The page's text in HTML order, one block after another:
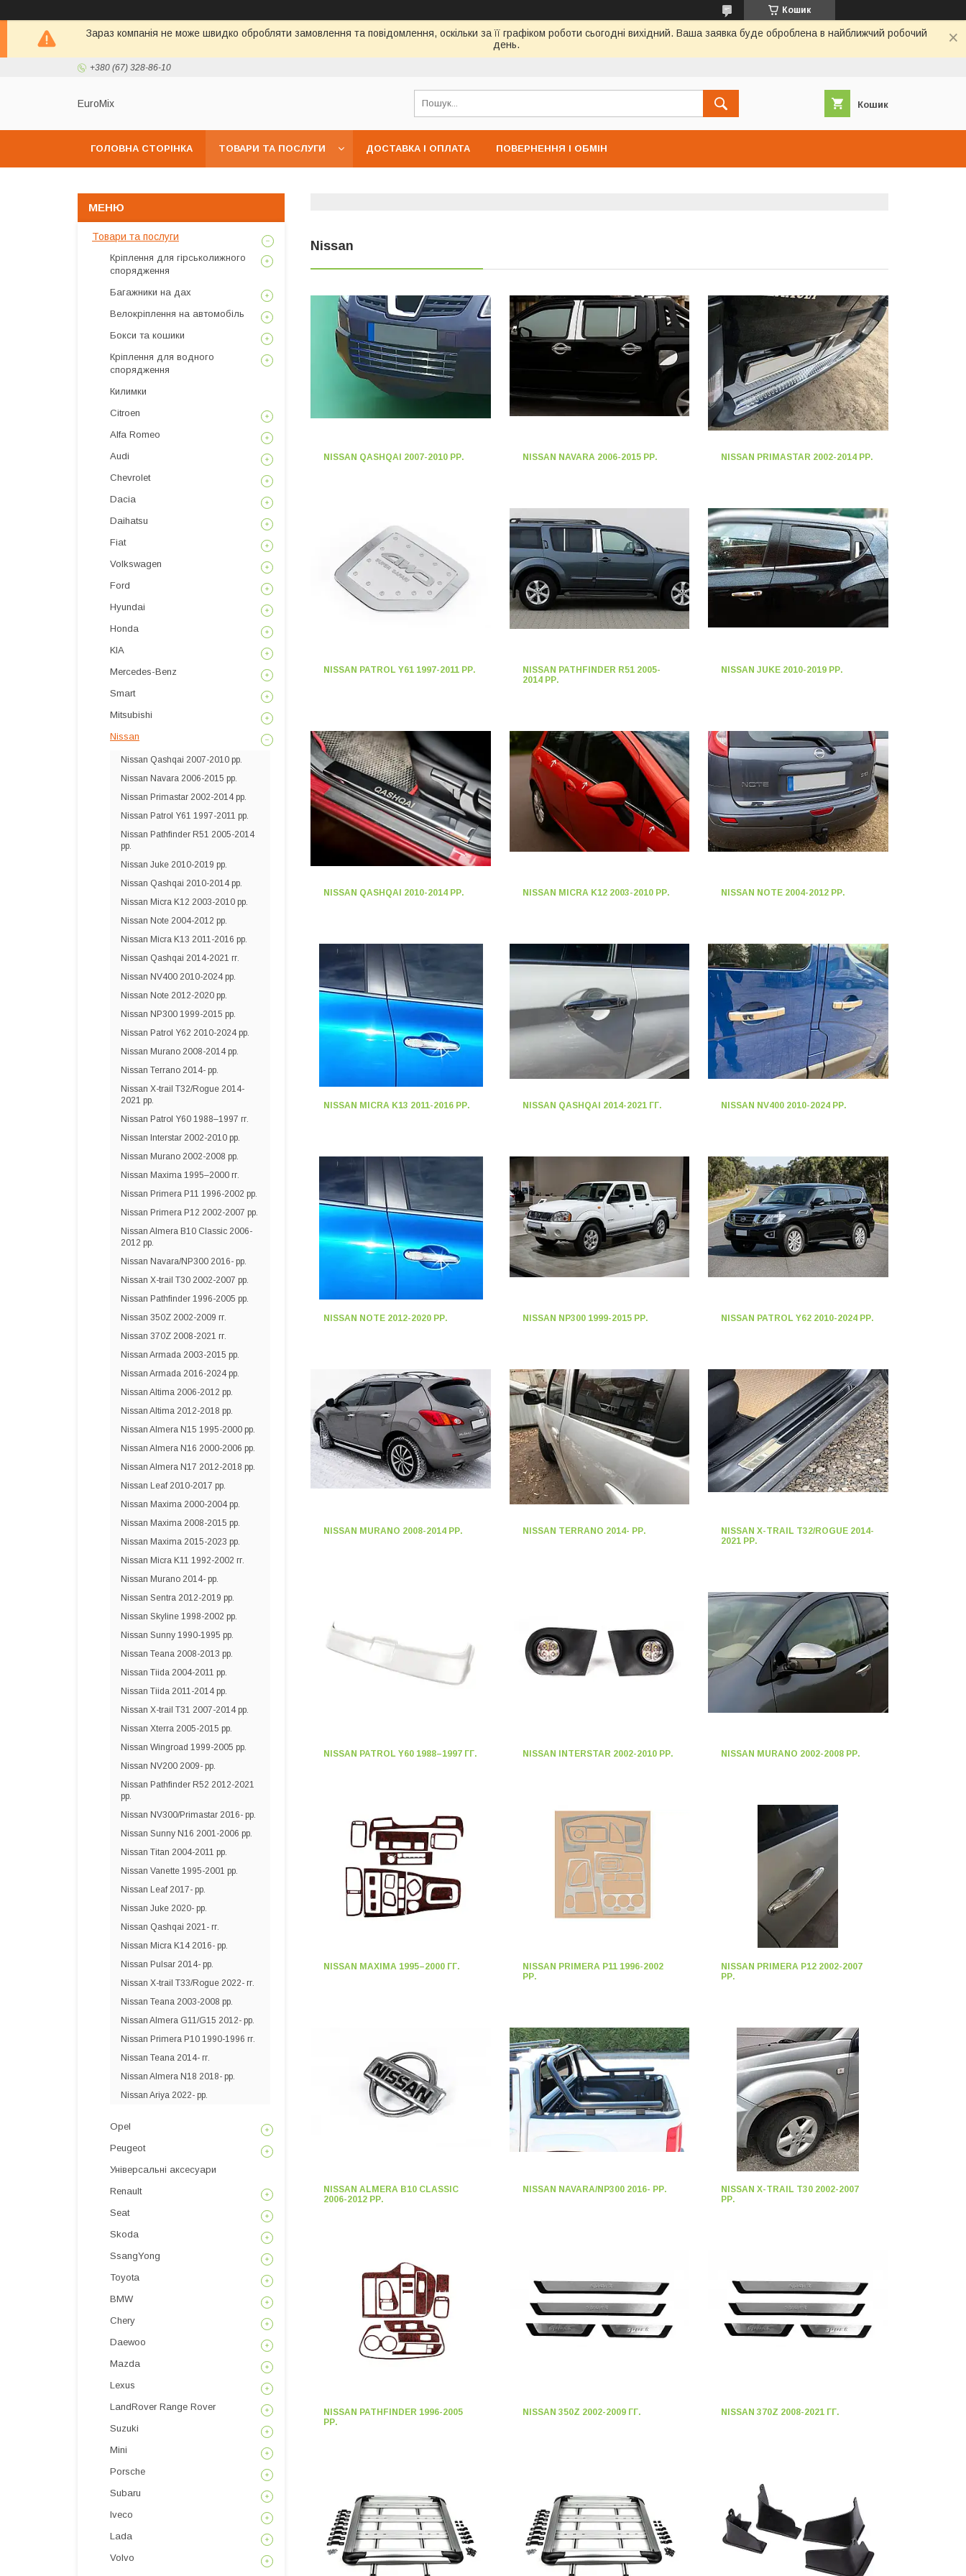
Кошик
Зараз компанія не може швидко обробляти замовлення та повідомлення, оскільки за її графіком роботи сьогодні вихідний. Ваша заявка буде оброблена в найближчий робочий
день.
+380 (67) 328-86-10
EuroMix Кошик
ГОЛОВНА СТОРІНКА ТОВАРИ ТА ПОСЛУГИ ДОСТАВКА І ОПЛАТА ПОВЕРНЕННЯ І ОБМІН
Nissan
NISSAN QASHQAI 2007-2010 РР. NISSAN NAVARA 2006-2015 РР. NISSAN PRIMASTAR 2002-2014 РР.
NISSAN PATROL Y61 1997-2011 РР.
NISSAN PATHFINDER R51 2005-
2014 РР.
NISSAN JUKE 2010-2019 РР.
NISSAN QASHQAI 2010-2014 РР. NISSAN MICRA K12 2003-2010 РР. NISSAN NOTE 2004-2012 РР.
NISSAN MICRA K13 2011-2016 РР. NISSAN QASHQAI 2014-2021 ГГ. NISSAN NV400 2010-2024 РР.
NISSAN NOTE 2012-2020 РР. NISSAN NP300 1999-2015 РР. NISSAN PATROL Y62 2010-2024 РР.
NISSAN MURANO 2008-2014 РР. NISSAN TERRANO 2014- РР.
NISSAN X-TRAIL T32/ROGUE 2014-
2021 РР.
NISSAN PATROL Y60 1988–1997 ГГ. NISSAN INTERSTAR 2002-2010 РР. NISSAN MURANO 2002-2008 РР.
NISSAN MAXIMA 1995–2000 ГГ.
NISSAN PRIMERA P11 1996-2002
РР.
NISSAN PRIMERA P12 2002-2007
РР.
NISSAN ALMERA B10 CLASSIC
2006-2012 РР.
NISSAN NAVARA/NP300 2016- РР.
NISSAN X-TRAIL T30 2002-2007
РР.
NISSAN PATHFINDER 1996-2005
РР.
NISSAN 350Z 2002-2009 ГГ. NISSAN 370Z 2008-2021 ГГ.
Товари та послуги
Кріплення для гірськолижного
спорядження
Багажники на дах
Велокріплення на автомобіль
Бокси та кошики
Кріплення для водного
спорядження
Килимки
Citroen
Alfa Romeo
Audi
Chevrolet
Dacia
Daihatsu
Fiat
Volkswagen
Ford
Hyundai
Honda
KIA
Mercedes-Benz
Smart
Mitsubishi
Nissan
Nissan Qashqai 2007-2010 рр.
Nissan Navara 2006-2015 рр.
Nissan Primastar 2002-2014 рр.
Nissan Patrol Y61 1997-2011 рр.
Nissan Pathfinder R51 2005-2014
рр.
Nissan Juke 2010-2019 рр.
Nissan Qashqai 2010-2014 рр.
Nissan Micra K12 2003-2010 рр.
Nissan Note 2004-2012 рр.
Nissan Micra K13 2011-2016 рр.
Nissan Qashqai 2014-2021 гг.
Nissan NV400 2010-2024 рр.
Nissan Note 2012-2020 рр.
Nissan NP300 1999-2015 рр.
Nissan Patrol Y62 2010-2024 рр.
Nissan Murano 2008-2014 рр.
Nissan Terrano 2014- рр.
Nissan X-trail T32/Rogue 2014-
2021 рр.
Nissan Patrol Y60 1988–1997 гг.
Nissan Interstar 2002-2010 рр.
Nissan Murano 2002-2008 рр.
Nissan Maxima 1995–2000 гг.
Nissan Primera P11 1996-2002 рр.
Nissan Primera P12 2002-2007 рр.
Nissan Almera B10 Classic 2006-
2012 рр.
Nissan Navara/NP300 2016- рр.
Nissan X-trail T30 2002-2007 рр.
Nissan Pathfinder 1996-2005 рр.
Nissan 350Z 2002-2009 гг.
Nissan 370Z 2008-2021 гг.
Nissan Armada 2003-2015 рр.
Nissan Armada 2016-2024 рр.
Nissan Altima 2006-2012 рр.
Nissan Altima 2012-2018 рр.
Nissan Almera N15 1995-2000 рр.
Nissan Almera N16 2000-2006 рр.
Nissan Almera N17 2012-2018 рр.
Nissan Leaf 2010-2017 рр.
Nissan Maxima 2000-2004 рр.
Nissan Maxima 2008-2015 рр.
Nissan Maxima 2015-2023 рр.
Nissan Micra K11 1992-2002 гг.
Nissan Murano 2014- рр.
Nissan Sentra 2012-2019 рр.
Nissan Skyline 1998-2002 рр.
Nissan Sunny 1990-1995 рр.
Nissan Teana 2008-2013 рр.
Nissan Tiida 2004-2011 рр.
Nissan Tiida 2011-2014 рр.
Nissan X-trail T31 2007-2014 рр.
Nissan Xterra 2005-2015 рр.
Nissan Wingroad 1999-2005 рр.
Nissan NV200 2009- рр.
Nissan Pathfinder R52 2012-2021
рр.
Nissan NV300/Primastar 2016- рр.
Nissan Sunny N16 2001-2006 рр.
Nissan Titan 2004-2011 рр.
Nissan Vanette 1995-2001 рр.
Nissan Leaf 2017- рр.
Nissan Juke 2020- рр.
Nissan Qashqai 2021- гг.
Nissan Micra K14 2016- рр.
Nissan Pulsar 2014- рр.
Nissan X-trail T33/Rogue 2022- гг.
Nissan Teana 2003-2008 рр.
Nissan Almera G11/G15 2012- рр.
Nissan Primera P10 1990-1996 гг.
Nissan Teana 2014- гг.
Nissan Almera N18 2018- рр.
Nissan Ariya 2022- рр.
Opel
Peugeot
Універсальні аксесуари
Renault
Seat
Skoda
SsangYong
Toyota
BMW
Chery
Daewoo
Mazda
Lexus
LandRover Range Rover
Suzuki
Mini
Porsche
Subaru
Iveco
Lada
Volvo